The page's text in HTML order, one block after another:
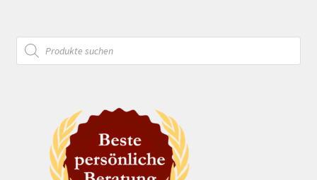
Products
search